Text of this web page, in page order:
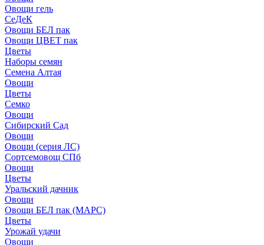
Овощи гель
СеДеК
Овощи БЕЛ пак
Овощи ЦВЕТ пак
Цветы
Наборы семян
Семена Алтая
Овощи
Цветы
Семко
Овощи
Сибирский Сад
Овощи
Овощи (серия ЛС)
Сортсемовощ СПб
Овощи
Цветы
Уральский дачник
Овощи
Овощи БЕЛ пак (МАРС)
Цветы
Урожай удачи
Овощи